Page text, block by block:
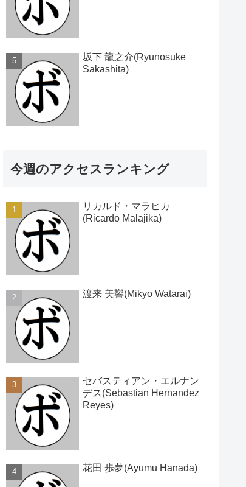
坂下 龍之介(Ryunosuke
Sakashita)
今週のアクセスランキング
リカルド・マラヒカ
(Ricardo Malajika)
渡来 美響(Mikyo Watarai)
セバスティアン・エルナン
デス(Sebastian Hernandez
Reyes)
花田 歩夢(Ayumu Hanada)